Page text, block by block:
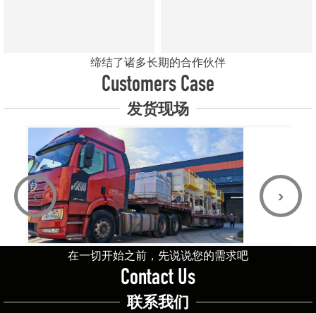
缔结了诸多长期的合作伙伴
Customers Case
发货现场
‹ ›
在一切开始之前，先说说您的需求吧
Contact Us
联系我们